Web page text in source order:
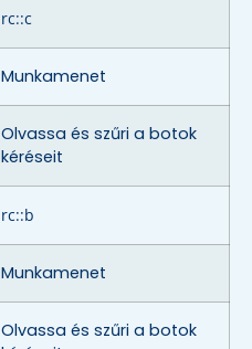
rc::c
Munkamenet
Olvassa és szűri a botok
kéréseit
rc::b
Munkamenet
Olvassa és szűri a botok